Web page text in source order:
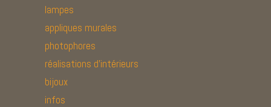
lampes
appliques murales
photophores
réalisations d’intérieurs
bijoux
infos